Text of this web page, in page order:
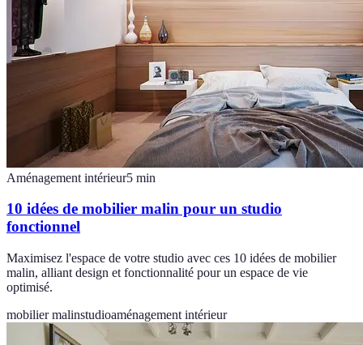
Aménagement intérieur5 min
10 idées de mobilier malin pour un studio
fonctionnel
Maximisez l'espace de votre studio avec ces 10 idées de mobilier
malin, alliant design et fonctionnalité pour un espace de vie
optimisé.
mobilier malinstudioaménagement intérieur